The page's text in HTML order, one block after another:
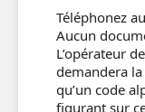
Téléphonez
Aucun
L’opérateur
demandera
qu’un code
figurant sur